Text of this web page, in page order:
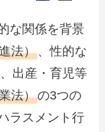
な関係を背景
法）、性的な
、出産・育児等
法）の3つの
ラスメント行